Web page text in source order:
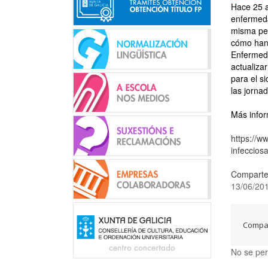
Hace 25
misma
cómo
para el
las
Más
https://
13/06/
No se